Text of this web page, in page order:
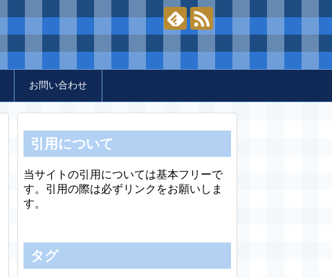
お問い合わせ
引用について
当サイトの引用については基本フリーで
す。引用の際は必ずリンクをお願いしま
す。
タグ